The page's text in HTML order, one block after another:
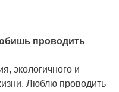
проводить
экологичного и
Люблю проводить